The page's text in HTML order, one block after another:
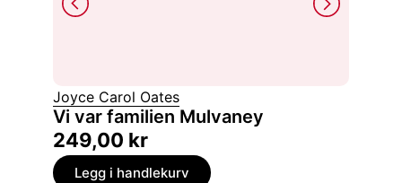
Joyce Carol Oates
Vi var familien Mulvaney
249,00 kr
Legg i handlekurv